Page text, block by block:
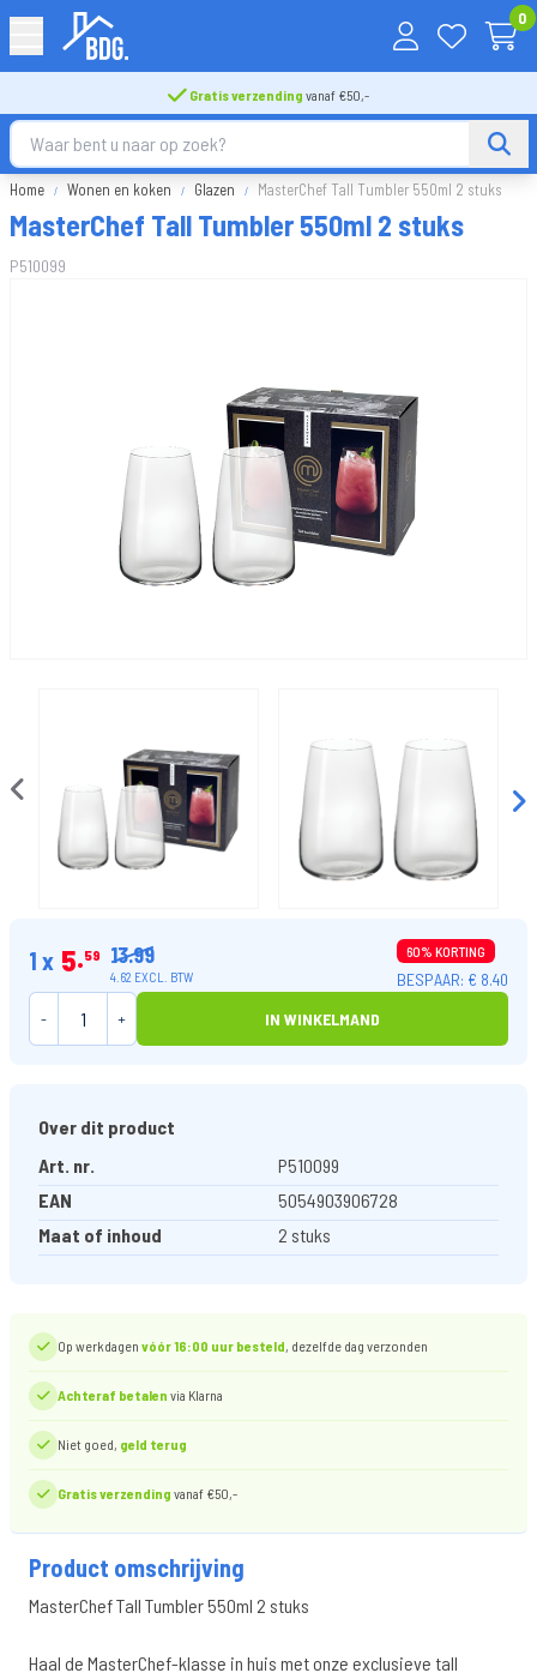
0
Gratis verzending vanaf €50,-
Home Wonen en koken Glazen MasterChef Tall Tumbler 550ml 2 stuks
MasterChef Tall Tumbler 550ml 2 stuks
P510099
1 x 5 59 13.99
4.62 EXCL. BTW
60% KORTING
BESPAAR: € 8.40
-
+ IN WINKELMAND
Over dit product
Art. nr.
P510099
EAN
5054903906728
Maat of inhoud
2 stuks
Op werkdagen vóór 16:00 uur besteld, dezelfde dag verzonden
Achteraf betalen via Klarna
Niet goed, geld terug
Gratis verzending vanaf €50,-
Product omschrijving
MasterChef Tall Tumbler 550ml 2 stuks
Haal de MasterChef-klasse in huis met onze exclusieve tall